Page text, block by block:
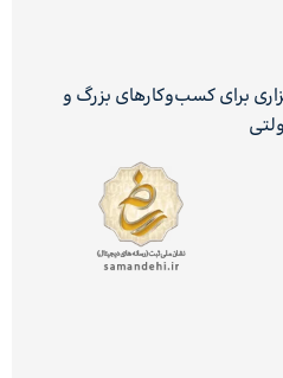
برای کسب‌وکارهای بزرگ و